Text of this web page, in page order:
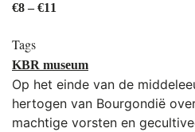
€8 – €11
Tags
KBR museum
Op het einde van de
hertogen van Bourgondië
machtige vorsten en